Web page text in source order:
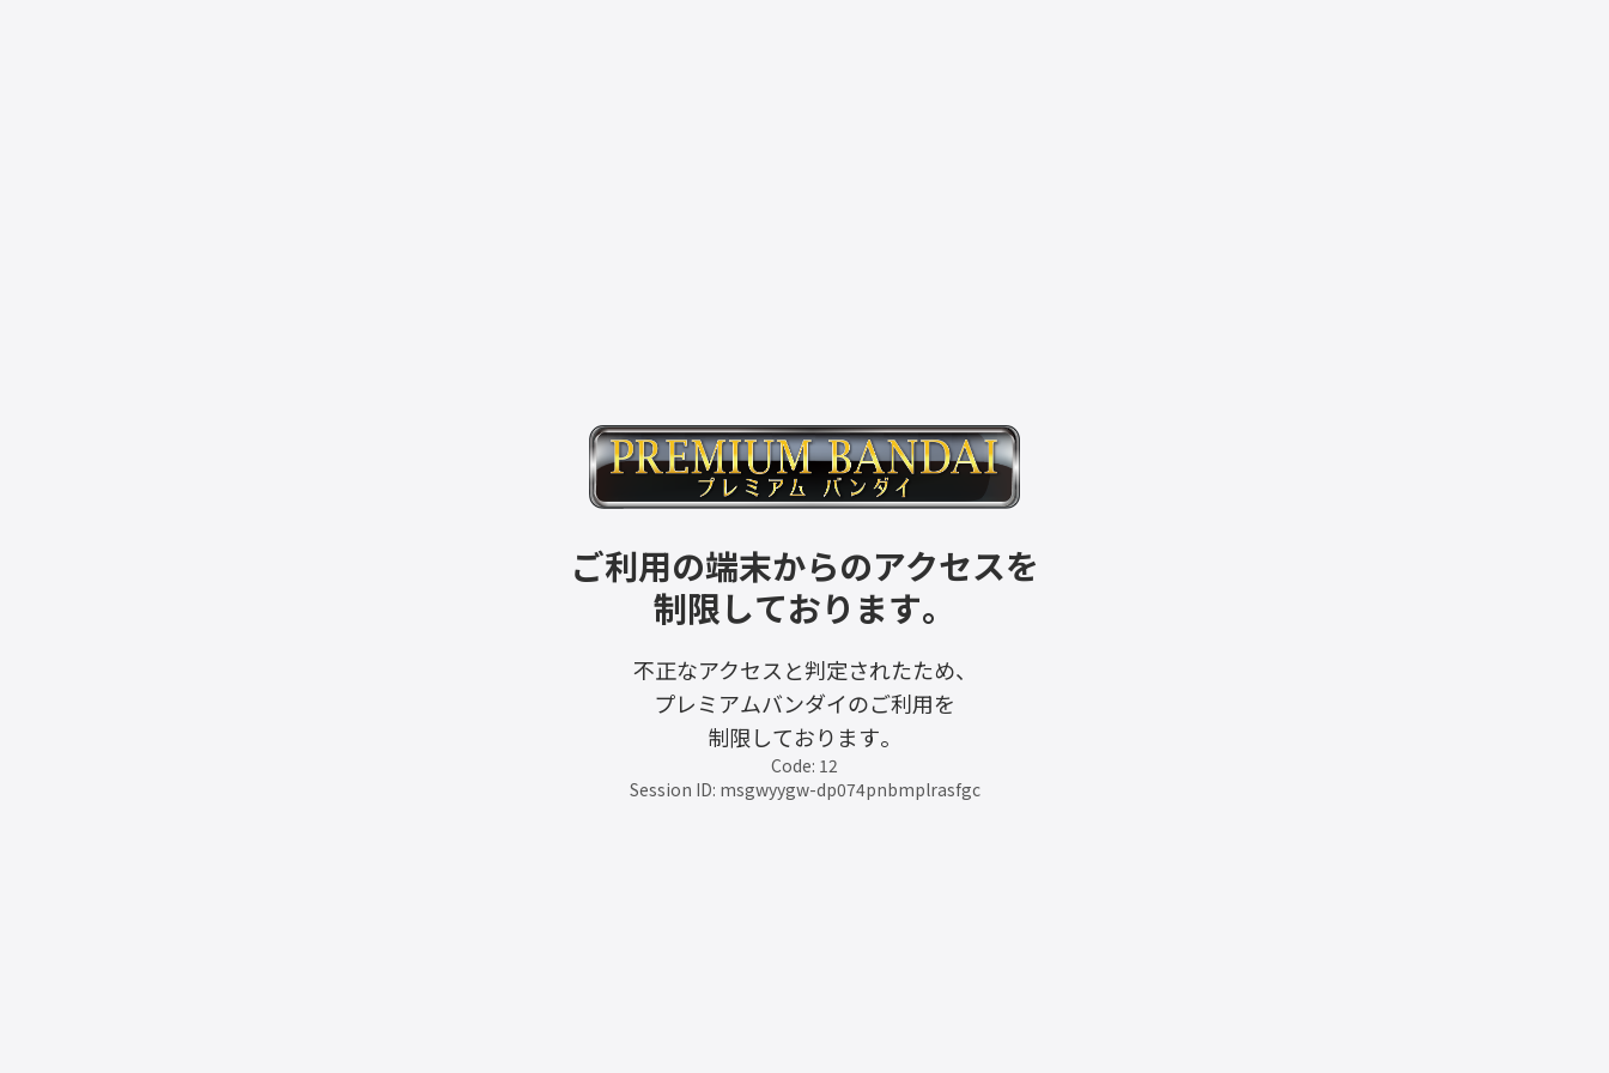
ご利用の端末からのアクセスを
制限しております。
不正なアクセスと判定されたため、
プレミアムバンダイのご利用を
制限しております。
Code: 12
Session ID: msgwyygw-dp074pnbmplrasfgc